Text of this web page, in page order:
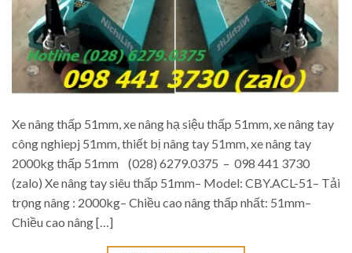
Xe nâng thấp 51mm, xe nâng hạ siệu thấp 51mm, xe nâng tay
công nghiepj 51mm, thiết bị nâng tay 51mm, xe nâng tay
2000kg thấp 51mm (028) 6279.0375 – 098 441 3730
(zalo) Xe nâng tay siêu thấp 51mm– Model: CBY.ACL-51– Tải
trọng nâng : 2000kg– Chiều cao nâng thấp nhất: 51mm–
Chiều cao nâng […]